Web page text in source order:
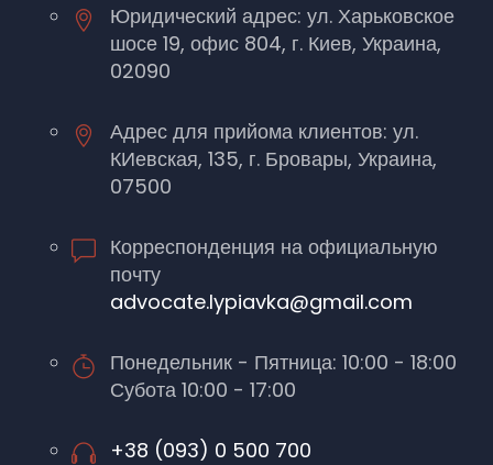
Юридический адрес: ул. Харьковское
шосе 19, офис 804, г. Киев, Украина,
02090
Адрес для прийома клиентов: ул.
КИевская, 135, г. Бровары, Украина,
07500
Корреспонденция на официальную
почту
advocate.lypiavka@gmail.com
Понедельник - Пятница: 10:00 - 18:00
Субота 10:00 - 17:00
+38 (093) 0 500 700